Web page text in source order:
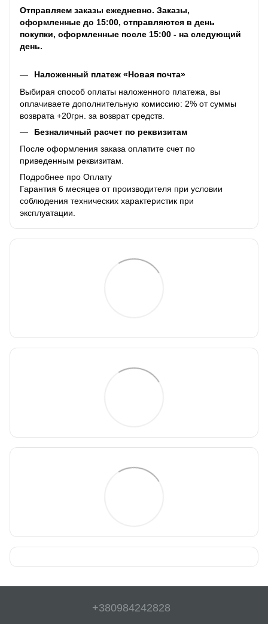
Отправляем заказы ежедневно. Заказы,
оформленные до 15:00, отправляются в день
покупки, оформленные после 15:00 - на следующий
день.
Наложенный платеж «Новая почта»
Выбирая способ оплаты наложенного платежа, вы
оплачиваете дополнительную комиссию: 2% от суммы
возврата +20грн. за возврат средств.
Безналичный расчет по реквизитам
После оформления заказа оплатите счет по
приведенным реквизитам.
Подробнее про Оплату
Гарантия 6 месяцев от производителя при условии
соблюдения технических характеристик при
эксплуатации.
+380984242828